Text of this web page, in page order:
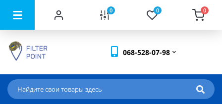
0 0 0
068-528-07-98